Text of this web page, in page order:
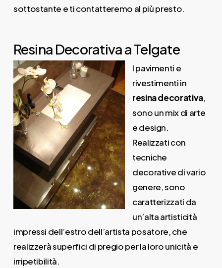
sottostante e ti contatteremo al più presto.
Resina Decorativa a Telgate
I pavimenti e
rivestimenti in
resina decorativa,
sono un mix di arte
e design.
Realizzati con
tecniche
decorative di vario
genere, sono
caratterizzati da
un’alta artisticità
impressi dell’estro dell’artista posatore, che
realizzerà superfici di pregio per la loro unicità e
irripetibilità.